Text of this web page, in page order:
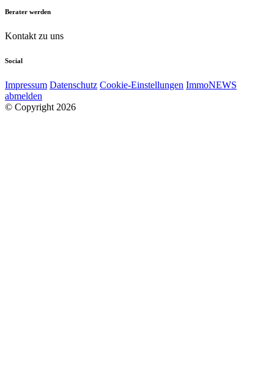
Berater werden
Kontakt zu uns
Social
Impressum Datenschutz Cookie-Einstellungen ImmoNEWS
abmelden
© Copyright 2026